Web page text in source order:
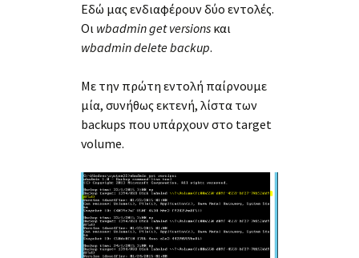
Εδώ μας ενδιαφέρουν δύο εντολές.
Οι wbadmin get versions και
wbadmin delete backup.
Με την πρώτη εντολή παίρνουμε
μία, συνήθως εκτενή, λίστα των
backups που υπάρχουν στο target
volume.